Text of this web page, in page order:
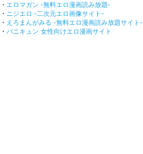
・ エロマガン ‐無料エロ漫画読み放題‐
・ ニジエロ ‐二次元エロ画像サイト‐
・ えろまんがみる ‐無料エロ漫画読み放題サイト‐
・ バニキュン 女性向けエロ漫画サイト